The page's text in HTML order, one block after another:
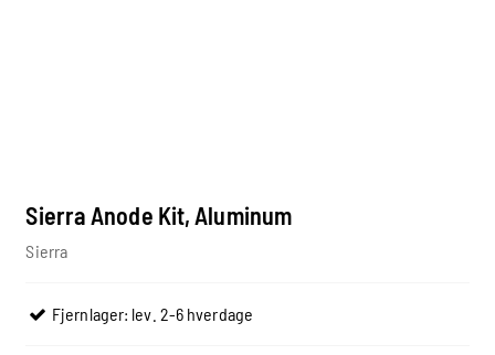
Sierra Anode Kit, Aluminum
Sierra
Fjernlager: lev. 2-6 hverdage